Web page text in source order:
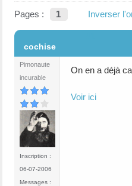
Pages : 1 Inverser
cochise
Pimonaute
incurable
Inscription :
06-07-2006
Messages :
On en a déjà
Voir ici